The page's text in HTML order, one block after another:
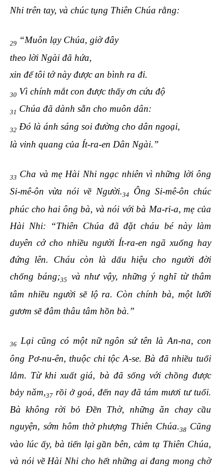
Nhi trên tay, và chúc tụng Thiên Chúa rằng:
29 “Muôn lạy Chúa, giờ đây
theo lời Ngài đã hứa,
xin để tôi tớ này được an bình ra đi.
30 Vì chính mắt con được thấy ơn cứu độ
31 Chúa đã dành sẵn cho muôn dân:
32 Đó là ánh sáng soi đường cho dân ngoại,
là vinh quang của Ít-ra-en Dân Ngài.”
33 Cha và mẹ Hài Nhi ngạc nhiên vì những lời ông
Si-mê-ôn vừa nói về Người.34
Ông Si-mê-ôn chúc
phúc cho hai ông bà, và nói với bà Ma-ri-a, mẹ của
Hài Nhi: “Thiên Chúa đã đặt cháu bé này làm
duyên cớ cho nhiều người Ít-ra-en ngã xuống hay
đứng lên. Cháu còn là dấu hiệu cho người đời
chống báng;35
và như vậy, những ý nghĩ từ thâm
tâm nhiều người sẽ lộ ra. Còn chính bà, một lưỡi
gươm sẽ đâm thâu tâm hồn bà.”
36 Lại cũng có một nữ ngôn sứ tên là An-na, con
ông Pơ-nu-ên, thuộc chi tộc A-se. Bà đã nhiều tuổi
lắm. Từ khi xuất giá, bà đã sống với chồng được
bảy năm,37 rồi ở goá, đến nay đã tám mươi tư tuổi.
Bà không rời bỏ Đền Thờ, những ăn chay cầu
nguyện, sớm hôm thờ phượng Thiên Chúa.38 Cũng
vào lúc ấy, bà tiến lại gần bên, cảm tạ Thiên Chúa,
và nói về Hài Nhi cho hết những ai đang mong chờ